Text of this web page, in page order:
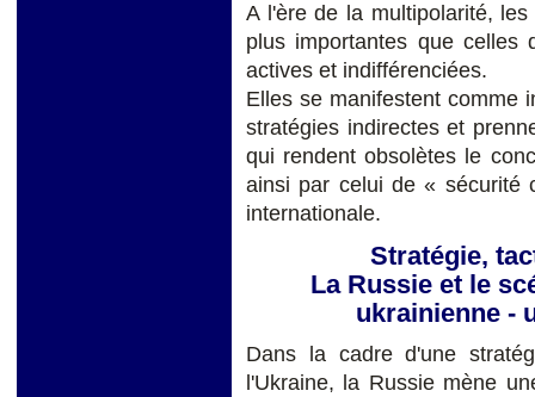
A l'ère de la multipolarité,
plus importantes que celles
actives et indifférenciées.
Elles se manifestent comme
stratégies indirectes et
qui rendent obsolètes le
ainsi par celui de « sécurité
internationale.
Stratégie,
La Russie et le
ukrainienne -
Dans la cadre d'une
l'Ukraine, la Russie mène